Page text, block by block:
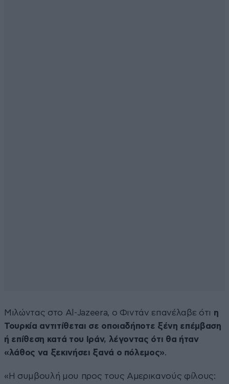
Μιλώντας στο Al-Jazeera, ο Φιντάν επανέλαβε ότι η
Τουρκία αντιτίθεται σε οποιαδήποτε ξένη επέμβαση
ή επίθεση κατά του Ιράν, λέγοντας ότι θα ήταν
«λάθος να ξεκινήσει ξανά ο πόλεμος».
«Η συμβουλή μου προς τους Αμερικανούς φίλους: